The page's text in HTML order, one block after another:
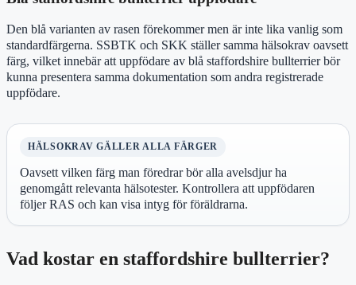
Den blå varianten av rasen förekommer men är inte lika vanlig som
standardfärgerna. SSBTK och SKK ställer samma hälsokrav oavsett
färg, vilket innebär att uppfödare av blå staffordshire bullterrier bör
kunna presentera samma dokumentation som andra registrerade
uppfödare.
HÄLSOKRAV GÄLLER ALLA FÄRGER
Oavsett vilken färg man föredrar bör alla avelsdjur ha
genomgått relevanta hälsotester. Kontrollera att uppfödaren
följer RAS och kan visa intyg för föräldrarna.
Vad kostar en staffordshire bullterrier?